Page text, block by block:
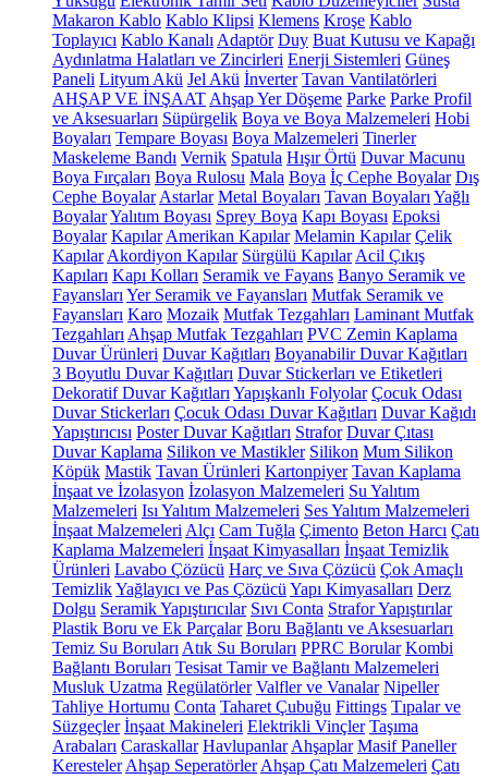
Makaron Kablo Kablo Klipsi Klemens Kroşe Kablo
Toplayıcı Kablo Kanalı Adaptör Duy Buat Kutusu ve Kapağı
Aydınlatma Halatları ve Zincirleri Enerji Sistemleri Güneş
Paneli Lityum Akü Jel Akü İnverter Tavan Vantilatörleri
AHŞAP VE İNŞAAT Ahşap Yer Döşeme Parke Parke Profil
ve Aksesuarları Süpürgelik Boya ve Boya Malzemeleri Hobi
Boyaları Tempare Boyası Boya Malzemeleri Tinerler
Maskeleme Bandı Vernik Spatula Hışır Örtü Duvar Macunu
Boya Fırçaları Boya Rulosu Mala Boya İç Cephe Boyalar Dış
Cephe Boyalar Astarlar Metal Boyaları Tavan Boyaları Yağlı
BoyalarYalıtım Boyası Sprey Boya Kapı Boyası Epoksi
Boyalar Kapılar Amerikan Kapılar Melamin Kapılar Çelik
Kapılar Akordiyon Kapılar Sürgülü Kapılar Acil Çıkış
Kapıları Kapı Kolları Seramik ve Fayans Banyo Seramik ve
Fayansları Yer Seramik ve Fayansları Mutfak Seramik ve
Fayansları Karo Mozaik Mutfak Tezgahları Laminant Mutfak
Tezgahları Ahşap Mutfak Tezgahları PVC Zemin Kaplama
Duvar Ürünleri Duvar Kağıtları Boyanabilir Duvar Kağıtları
3 Boyutlu Duvar Kağıtları Duvar Stickerları ve Etiketleri
Dekoratif Duvar Kağıtları Yapışkanlı Folyolar Çocuk Odası
Duvar Stickerları Çocuk Odası Duvar Kağıtları Duvar Kağıdı
Yapıştırıcısı Poster Duvar Kağıtları Strafor Duvar Çıtası
Duvar Kaplama Silikon ve Mastikler Silikon Mum Silikon
Köpük Mastik Tavan Ürünleri Kartonpiyer Tavan Kaplama
İnşaat ve İzolasyon İzolasyon Malzemeleri Su Yalıtım
Malzemeleri Isı Yalıtım Malzemeleri Ses Yalıtım Malzemeleri
İnşaat Malzemeleri Alçı Cam Tuğla Çimento Beton Harcı Çatı
Kaplama Malzemeleri İnşaat Kimyasalları İnşaat Temizlik
Ürünleri Lavabo Çözücü Harç ve Sıva Çözücü Çok Amaçlı
TemizlikYağlayıcı ve Pas Çözücü Yapı Kimyasalları Derz
Dolgu Seramik Yapıştırıcılar Sıvı Conta Strafor Yapıştırılar
Plastik Boru ve Ek Parçalar Boru Bağlantı ve Aksesuarları
Temiz Su Boruları Atık Su Boruları PPRC Borular Kombi
Bağlantı Boruları Tesisat Tamir ve Bağlantı Malzemeleri
Musluk Uzatma Regülatörler Valfler ve Vanalar Nipeller
Tahliye Hortumu Conta Taharet Çubuğu Fittings Tıpalar ve
Süzgeçler İnşaat Makineleri Elektrikli Vinçler Taşıma
Arabaları Caraskallar Havlupanlar Ahşaplar Masif Paneller
Keresteler Ahşap Seperatörler Ahşap Çatı Malzemeleri Çatı